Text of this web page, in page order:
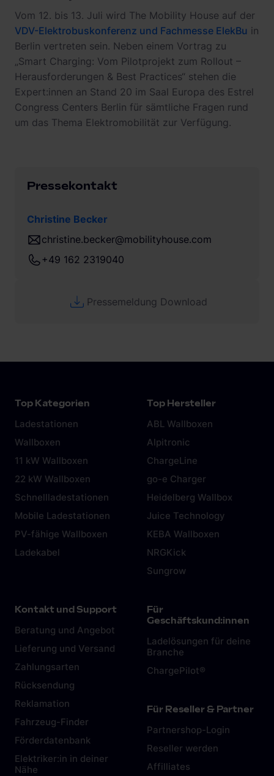
Vom 12. bis 13. Juli wird The Mobility House auf der
VDV-Elektrobuskonferenz und Fachmesse ElekBu in
Berlin vertreten sein. Neben einem Vortrag zu
„Smart Charging: Vom Pilotprojekt zum Rollout –
Herausforderungen & Best Practices“ stehen die
Expert:innen an Stand 20 im Saal Europa des Estrel
Congress Centers Berlin für sämtliche Fragen rund
um das Thema Elektromobilität zur Verfügung.
Pressekontakt
Christine Becker
christine.becker@mobilityhouse.com
+49 162 2319040
Pressemeldung Download
Top Kategorien
Ladestationen
Wallboxen
11 kW Wallboxen
22 kW Wallboxen
Schnellladestationen
Mobile Ladestationen
PV-fähige Wallboxen
Ladekabel
Top Hersteller
ABL Wallboxen
Alpitronic
ChargeLine
go-e Charger
Heidelberg Wallbox
Juice Technology
KEBA Wallboxen
NRGKick
Sungrow
Kontakt und Support
Beratung und Angebot
Lieferung und Versand
Zahlungsarten
Rücksendung
Reklamation
Fahrzeug-Finder
Förderdatenbank
Elektriker:in in deiner
Nähe
Für
Geschäftskund:innen
Ladelösungen für deine
Branche
ChargePilot®
Für Reseller & Partner
Partnershop-Login
Reseller werden
Affilliates